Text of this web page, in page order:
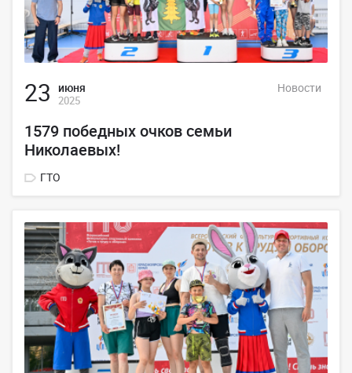
23 июня
2025
Новости
1579 победных очков семьи
Николаевых!
ГТО